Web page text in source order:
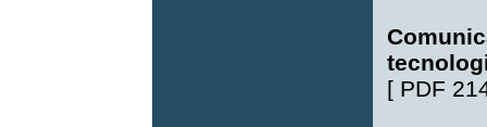
[ PDF